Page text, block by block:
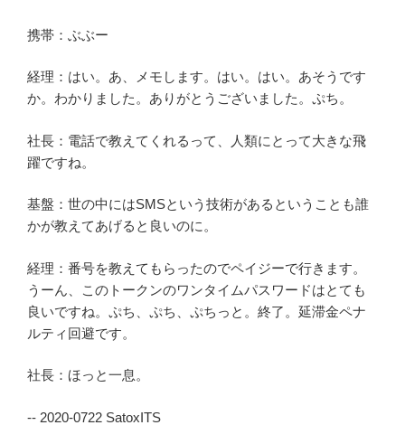
携帯：ぶぶー
経理：はい。あ、メモします。はい。はい。あそうです
か。わかりました。ありがとうございました。ぷち。
社長：電話で教えてくれるって、人類にとって大きな飛
躍ですね。
基盤：世の中にはSMSという技術があるということも誰
かが教えてあげると良いのに。
経理：番号を教えてもらったのでペイジーで行きます。
うーん、このトークンのワンタイムパスワードはとても
良いですね。ぷち、ぷち、ぷちっと。終了。延滞金ペナ
ルティ回避です。
社長：ほっと一息。
-- 2020-0722 SatoxITS